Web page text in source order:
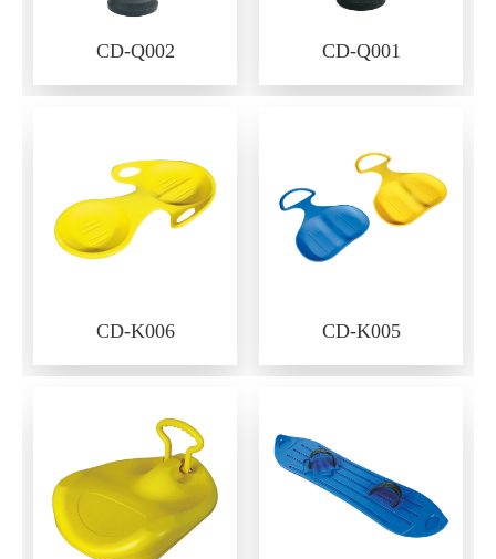
CD-Q002 CD-Q001
CD-K006 CD-K005